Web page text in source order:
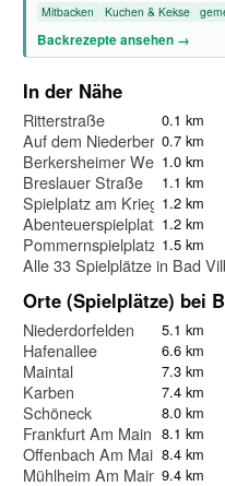
Mitbacken Kuchen & Kekse
Backrezepte ansehen →
In der Nähe
Ritterstraße 0.1 km
Auf dem Niederberg0.7 km
Berkersheimer Weg 1.0 km
Breslauer Straße 1.1 km
Spielplatz am Kriegerdenkmal
1.2 km
Abenteuerspielplatz 1.2 km
Pommernspielplatz 1.5 km
Alle 33 Spielplätze in Bad
Orte (Spielplätze) bei
Niederdorfelden 5.1 km
Hafenallee 6.6 km
Maintal 7.3 km
Karben 7.4 km
Schöneck 8.0 km
Frankfurt Am Main 8.1 km
Offenbach Am Main 8.4 km
Mühlheim Am Main 9.4 km